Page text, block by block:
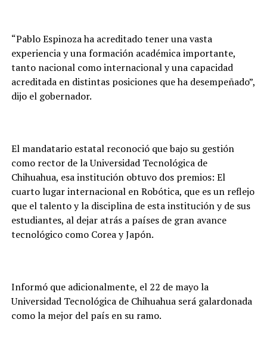
“Pablo Espinoza ha acreditado tener una vasta
experiencia y una formación académica importante,
tanto nacional como internacional y una capacidad
acreditada en distintas posiciones que ha desempeñado”,
dijo el gobernador.
El mandatario estatal reconoció que bajo su gestión
como rector de la Universidad Tecnológica de
Chihuahua, esa institución obtuvo dos premios: El
cuarto lugar internacional en Robótica, que es un reflejo
que el talento y la disciplina de esta institución y de sus
estudiantes, al dejar atrás a países de gran avance
tecnológico como Corea y Japón.
Informó que adicionalmente, el 22 de mayo la
Universidad Tecnológica de Chihuahua será galardonada
como la mejor del país en su ramo.